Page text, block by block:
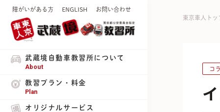
障がいがある方 ENGLISH お問い合わせ
武蔵境自動車教習所について
About
教習プラン・料金
Plan
オリジナルサービス
東京車人トッ
コ